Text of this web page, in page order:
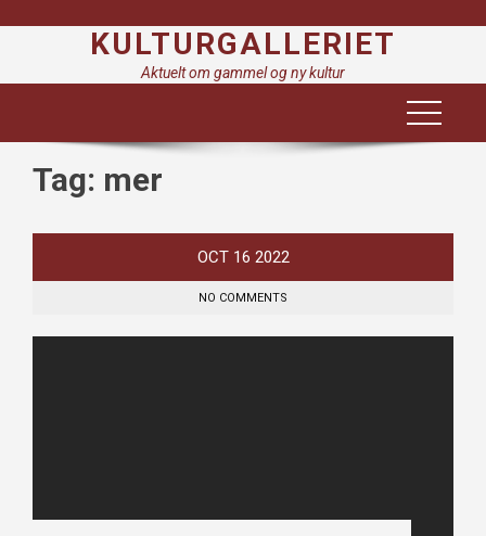
KULTURGALLERIET
Aktuelt om gammel og ny kultur
Tag: mer
OCT 16 2022
NO COMMENTS